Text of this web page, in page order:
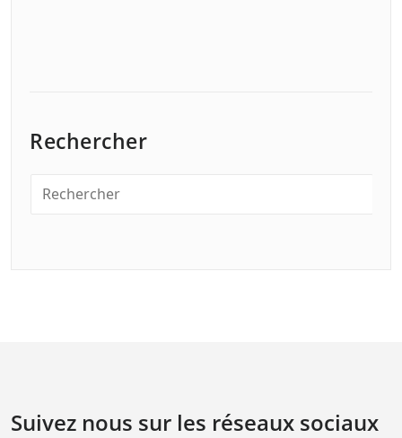
Rechercher
Suivez nous sur les réseaux sociaux